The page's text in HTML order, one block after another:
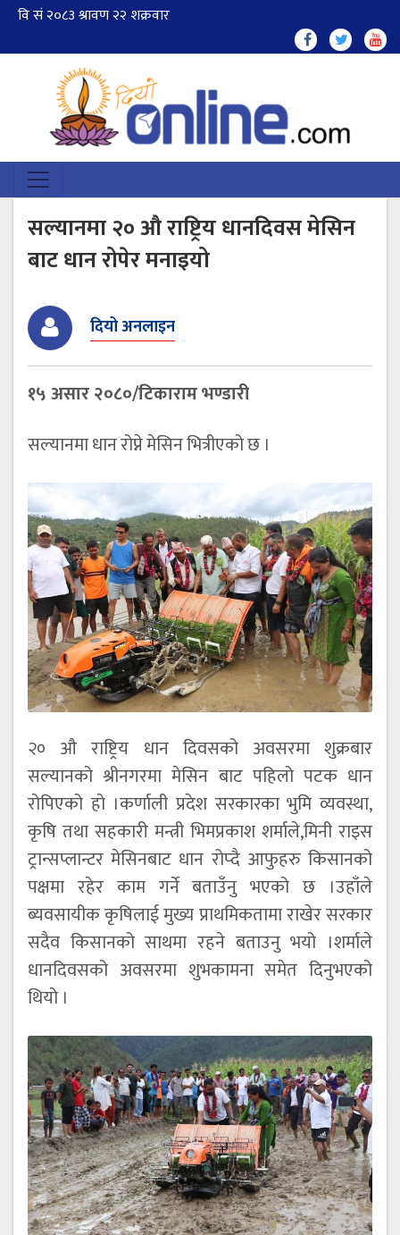
सल्यानमा २० औ राष्ट्रिय धानदिवस मेसिन
बाट धान रोपेर मनाइयो
दियो अनलाइन
१५ असार २०८०/टिकाराम भण्डारी
सल्यानमा धान रोप्ने मेसिन भित्रीएको छ ।
२० औ राष्ट्रिय धान दिवसको अवसरमा शुक्रबार
सल्यानको श्रीनगरमा मेसिन बाट पहिलो पटक धान
रोपिएको हो ।कर्णाली प्रदेश सरकारका भुमि व्यवस्था,
कृषि तथा सहकारी मन्त्री भिमप्रकाश शर्माले,मिनी राइस
ट्रान्सप्लान्टर मेसिनबाट धान रोप्दै आफुहरु किसानको
पक्षमा रहेर काम गर्ने बताउँनु भएको छ ।उहाँले
ब्यवसायीक कृषिलाई मुख्य प्राथमिकतामा राखेर सरकार
सदैव किसानको साथमा रहने बताउनु भयो ।शर्माले
धानदिवसको अवसरमा शुभकामना समेत दिनुभएको
थियो ।